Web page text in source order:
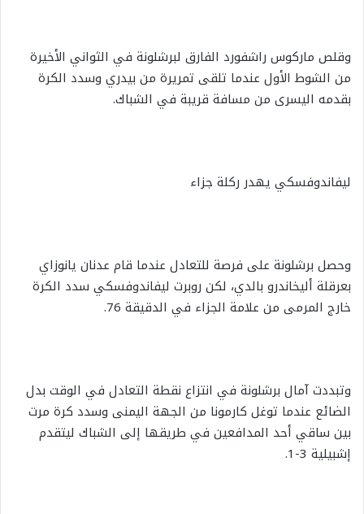
وقلص ماركوس راشفورد الفارق لبرشلونة في الثواني الأخيرة
من الشوط الأول عندما تلقى تمريرة من بيدري وسدد الكرة
بقدمه اليسرى من مسافة قريبة في الشباك.
ليفاندوفسكي يهدر ركلة جزاء
وحصل برشلونة على فرصة للتعادل عندما قام عدنان يانوزاي
بعرقلة أليخاندرو بالدي، لكن روبرت ليفاندوفسكي سدد الكرة
خارج المرمى من علامة الجزاء في الدقيقة 76.
وتبددت آمال برشلونة في انتزاع نقطة التعادل في الوقت بدل
الضائع عندما توغل كارمونا من الجهة اليمنى وسدد كرة مرت
بين ساقي أحد المدافعين في طريقها إلى الشباك ليتقدم
إشبيلية 3-1.